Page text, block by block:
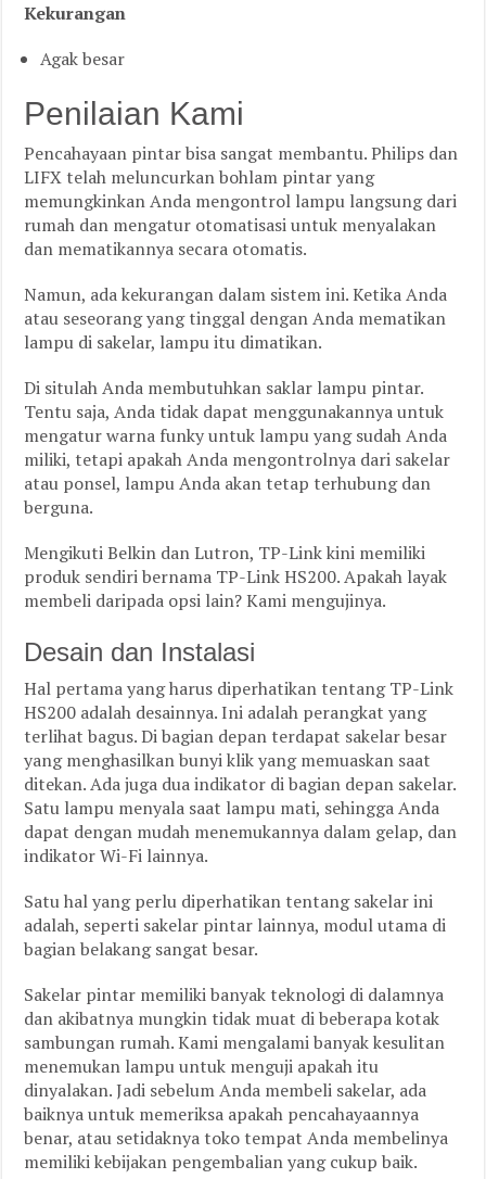
Kekurangan
Agak besar
Penilaian Kami
Pencahayaan pintar bisa sangat membantu. Philips dan
LIFX telah meluncurkan bohlam pintar yang
memungkinkan Anda mengontrol lampu langsung dari
rumah dan mengatur otomatisasi untuk menyalakan
dan mematikannya secara otomatis.
Namun, ada kekurangan dalam sistem ini. Ketika Anda
atau seseorang yang tinggal dengan Anda mematikan
lampu di sakelar, lampu itu dimatikan.
Di situlah Anda membutuhkan saklar lampu pintar.
Tentu saja, Anda tidak dapat menggunakannya untuk
mengatur warna funky untuk lampu yang sudah Anda
miliki, tetapi apakah Anda mengontrolnya dari sakelar
atau ponsel, lampu Anda akan tetap terhubung dan
berguna.
Mengikuti Belkin dan Lutron, TP-Link kini memiliki
produk sendiri bernama TP-Link HS200. Apakah layak
membeli daripada opsi lain? Kami mengujinya.
Desain dan Instalasi
Hal pertama yang harus diperhatikan tentang TP-Link
HS200 adalah desainnya. Ini adalah perangkat yang
terlihat bagus. Di bagian depan terdapat sakelar besar
yang menghasilkan bunyi klik yang memuaskan saat
ditekan. Ada juga dua indikator di bagian depan sakelar.
Satu lampu menyala saat lampu mati, sehingga Anda
dapat dengan mudah menemukannya dalam gelap, dan
indikator Wi-Fi lainnya.
Satu hal yang perlu diperhatikan tentang sakelar ini
adalah, seperti sakelar pintar lainnya, modul utama di
bagian belakang sangat besar.
Sakelar pintar memiliki banyak teknologi di dalamnya
dan akibatnya mungkin tidak muat di beberapa kotak
sambungan rumah. Kami mengalami banyak kesulitan
menemukan lampu untuk menguji apakah itu
dinyalakan. Jadi sebelum Anda membeli sakelar, ada
baiknya untuk memeriksa apakah pencahayaannya
benar, atau setidaknya toko tempat Anda membelinya
memiliki kebijakan pengembalian yang cukup baik.